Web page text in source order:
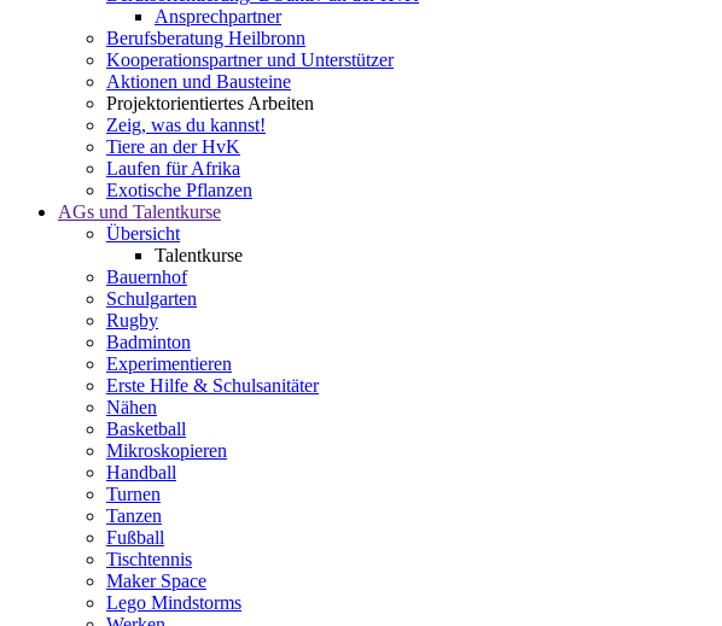
Ansprechpartner
Berufsberatung Heilbronn
Kooperationspartner und Unterstützer
Aktionen und Bausteine
Projektorientiertes Arbeiten
Zeig, was du kannst!
Tiere an der HvK
Laufen für Afrika
Exotische Pflanzen
AGs und Talentkurse
Übersicht
Talentkurse
Bauernhof
Schulgarten
Rugby
Badminton
Experimentieren
Erste Hilfe & Schulsanitäter
Nähen
Basketball
Mikroskopieren
Handball
Turnen
Tanzen
Fußball
Tischtennis
Maker Space
Lego Mindstorms